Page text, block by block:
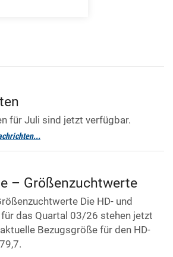
für Juli sind jetzt verfügbar.
– Größenzuchtwerte
Die HD- und
das Quartal 03/26 stehen jetzt
Bezugsgröße für den HD-